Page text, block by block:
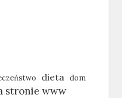
dieta dom
stronie www